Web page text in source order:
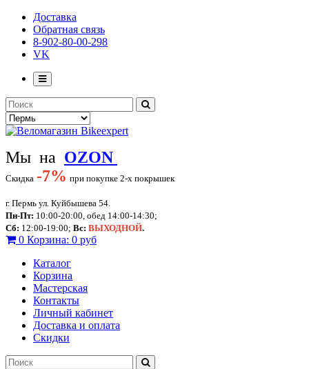
Доставка
Обратная связь
8-902-80-00-298
VK
Мы на OZON
Скидка -7% при покупке 2-х покрышек
г. Пермь ул. Куйбышева 54.
Пн-Пт: 10:00-20:00, обед 14:00-14:30;
Сб: 12:00-19:00; Вс: ВЫХОДНОЙ.
0 Корзина: 0 руб
Каталог
Корзина
Мастерская
Контакты
Личный кабинет
Доставка и оплата
Скидки